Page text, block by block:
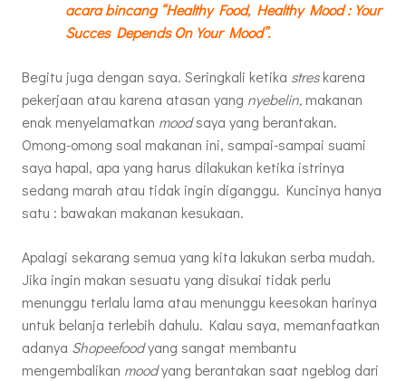
acara bincang “Healthy Food, Healthy Mood : Your
Succes Depends On Your Mood”.
Begitu juga dengan saya. Seringkali ketika streskarena
pekerjaan atau karena atasan yang nyebelin, makanan
enak menyelamatkan moodsaya yang berantakan.
Omong-omong soal makanan ini, sampai-sampai suami
saya hapal, apa yang harus dilakukan ketika istrinya
sedang marah atau tidak ingin diganggu. Kuncinya hanya
satu : bawakan makanan kesukaan.
Apalagi sekarang semua yang kita lakukan serba mudah.
Jika ingin makan sesuatu yang disukai tidak perlu
menunggu terlalu lama atau menunggu keesokan harinya
untuk belanja terlebih dahulu. Kalau saya, memanfaatkan
adanya Shopeefoodyang sangat membantu
mengembalikan moodyang berantakan saat ngeblog dari